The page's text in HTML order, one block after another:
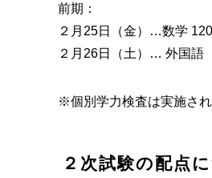
前期：
２月25日（金）…数学
２月26日（土）… 外国語
※個別学力検査は実施され
２次試験の配点